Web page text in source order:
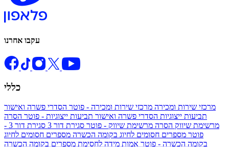
עקבו אחרנו
כללי
מרכזי שירות ומכירה מרכזי שירות ומכירה - פוטר הסדרי פשרה ואישור
תביעות ייצוגיות הסדרי פשרה ואישור תביעות ייצוגיות - פוטר הסרה
מרשימת שיווק הסרה מרשימת שיווק - פוטר סגירת דור 3
סגירת דור 3 -
פוטר מספרים חסומים לחיוג בקומה הכשרה מספרים חסומים לחיוג
בקומה הכשרה - פוטר אמות מידה לחסימת מספרים בקומה הכשרה